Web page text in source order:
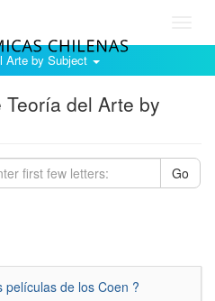
Arte by Subject
del Arte by
Go
películas de los Coen ?